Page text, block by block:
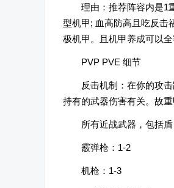
理由：推荐阵容内是1
型机甲; 血高防高且吃反击
极机甲。且机甲养成可以
PVP PVE 细节
反击机制：在你的攻
持有的武器伤害有关。故
所有近战武器，包括盾
霰弹枪：1-2
机枪：1-3